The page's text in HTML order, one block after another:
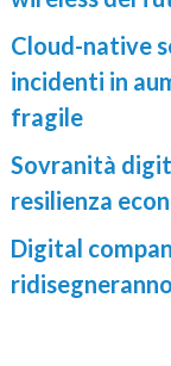
Cloud-native
incidenti in
fragile
Sovranità
resilienza
Digital